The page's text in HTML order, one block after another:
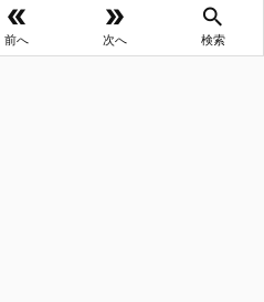

前へ

次へ

検索